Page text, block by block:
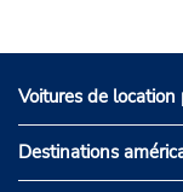
Voitures de location
Destinations